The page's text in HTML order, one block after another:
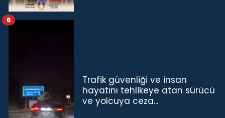
Trafik güvenliği ve insan
hayatını tehlikeye atan sürücü
ve yolcuya ceza...
6